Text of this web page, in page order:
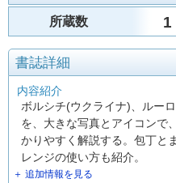
所蔵数 1
書誌詳細
内容紹介
ボルシチ(ウクライナ)、ルー
を、大きな写真とアイコンで
かりやすく解説する。包丁と
レンジの使い方も紹介。
＋ 追加情報を見る